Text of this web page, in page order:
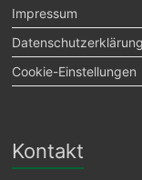
Impressum
Datenschutzerklärung
Cookie-Einstellungen
Kontakt